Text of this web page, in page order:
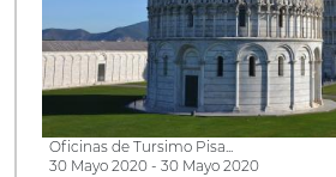
Oficinas de Tursimo Pisa...
30 Mayo 2020 - 30 Mayo 2020